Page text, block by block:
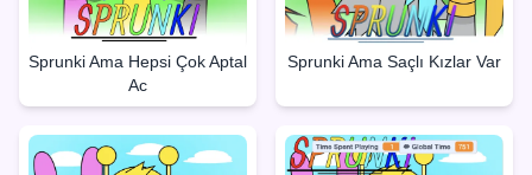
Sprunki Ama Hepsi Çok Aptal
Ac
Sprunki Ama Saçlı Kızlar Var